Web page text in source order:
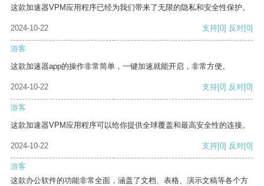
这款加速器VPM应用程序已经为我们带来了无限的隐私和安全性保护。
2024-10-22 支持[0] 反对[0]
游客
这款加速器app的操作非常简单，一键加速就能开启，非常方便。
2024-10-22 支持[0] 反对[0]
游客
这款加速器VPM应用程序可以给你提供全球覆盖和最高安全性的连接。
2024-10-22 支持[0] 反对[0]
游客
这款办公软件的功能非常全面，涵盖了文档、表格、演示文稿等各个方